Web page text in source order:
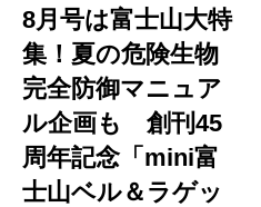
8月号は富士山大特
集！夏の危険生物
完全防御マニュア
ル企画も 創刊45
周年記念「mini富
士山ベル＆ラゲッ